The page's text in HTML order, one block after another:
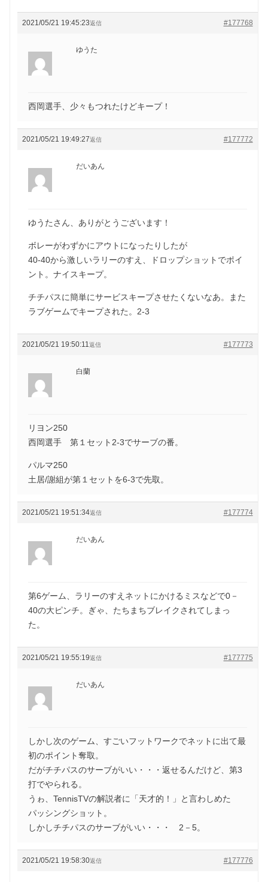
2021/05/21 19:45:23 #177768
返信
ゆうた
西岡選手、少々もつれたけどキープ！
2021/05/21 19:49:27 #177772
返信
だいあん
ゆうたさん、ありがとうございます！
ボレーがわずかにアウトになったりしたが
40-40から激しいラリーのすえ、ドロップショットでポイ
ント。ナイスキープ。
チチパスに簡単にサービスキープさせたくないなあ。また
ラブゲームでキープされた。2-3
2021/05/21 19:50:11 #177773
返信
白蘭
リヨン250
西岡選手 第１セット2-3でサーブの番。
パルマ250
土居/謝組が第１セットを6-3で先取。
2021/05/21 19:51:34 #177774
返信
だいあん
第6ゲーム、ラリーのすえネットにかけるミスなどで0－
40の大ピンチ。ぎゃ、たちまちブレイクされてしまっ
た。
2021/05/21 19:55:19 #177775
返信
だいあん
しかし次のゲーム、すごいフットワークでネットに出て最
初のポイント奪取。
だがチチパスのサーブがいい・・・返せるんだけど、第3
打でやられる。
うゎ、TennisTVの解説者に「天才的！」と言わしめた
パッシングショット。
しかしチチパスのサーブがいい・・・ 2－5。
2021/05/21 19:58:30 #177776
返信